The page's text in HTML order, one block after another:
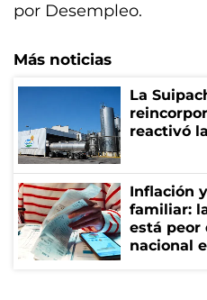
por Desempleo.
Más noticias
La
reactivó
Inflación
familiar:
está peor
nacional